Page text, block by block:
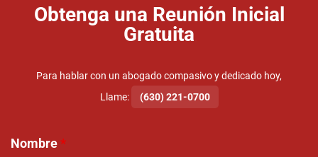
Obtenga una Reunión Inicial
Gratuita
Para hablar con un abogado compasivo y dedicado hoy,
Llame:
(630) 221-0700
Nombre*